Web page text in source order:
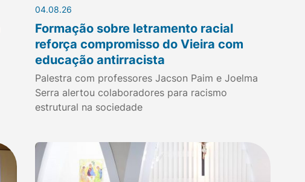
04.08.26
Formação sobre letramento racial
reforça compromisso do Vieira com
educação antirracista
Palestra com professores Jacson Paim e Joelma
Serra alertou colaboradores para racismo
estrutural na sociedade